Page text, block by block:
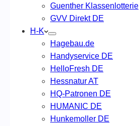
Guenther Klassenlotterie
GVV Direkt DE
H-K
Hagebau.de
Handyservice DE
HelloFresh DE
Hessnatur AT
HQ-Patronen DE
HUMANIC DE
Hunkemoller DE